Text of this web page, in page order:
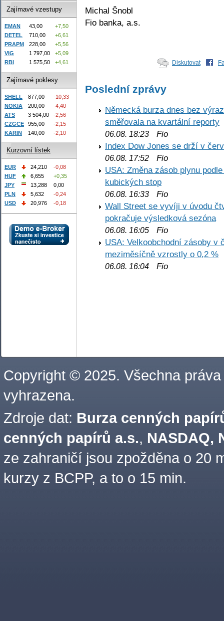
Michal Šnobl
Fio banka, a.s.
Diskutovat
Poslední zprávy
Německá burza dnes bez
směřovala na kvartální reporty
06.08. 18:23 Fio
Index Dow Jones se drží v
06.08. 17:52 Fio
USA: Změna zásob plynu
kubických stop
06.08. 16:33 Fio
Wall Street se vyvíji v úvodu
pokračuje výsledková sezóna
06.08. 16:05 Fio
USA: Velkoobchodní zásoby v
meziměsíčně vzrostly o 0,2 %
06.08. 16:04 Fio
Zajímavé vzestupy
EMAN 43,00
+7,50
DETEL
710,00
+6,61
PRAPM
228,00
+5,56
VIG
1 797,00
+5,09
RBI
1 575,50 +4,61
Zajímavé poklesy
SHELL 877,00
-10,33
NOKIA
200,00
-4,40
ATS
3 504,00
-2,56
CZGCE
955,00
-2,15
KARIN
140,00 -2,10
Kurzovní lístek
EUR 24,210
-0,08
HUF
6,655
+0,35
JPY
13,288
0,00
PLN
5,632
-0,24
USD
20,976 -0,18
Copyright © 2025. Všechna práva
vyhrazena.
Zdroje dat: Burza cenných
cenných papírů a.s., NASDAQ,
ze zahraničí jsou zpožděna o 20
kurzy z BCPP, a to o 15 min.